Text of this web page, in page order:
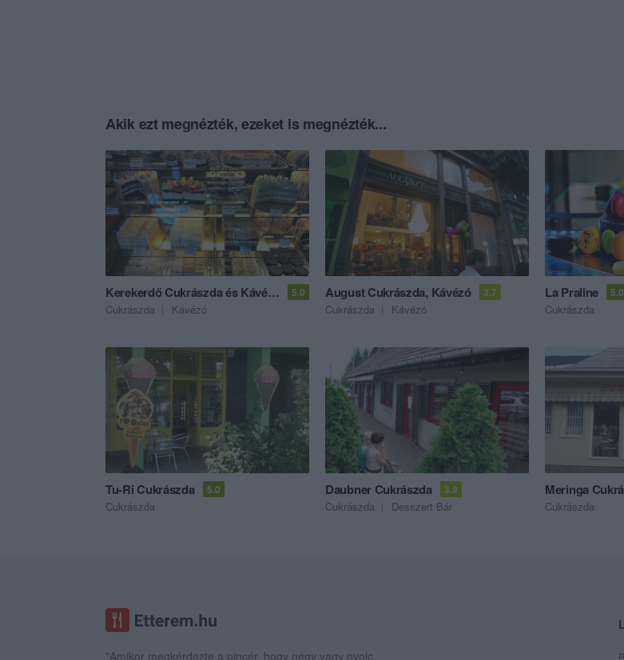
Akik ezt megnézték, ezeket is megnézték...
Kerekerdő Cukrászda és Kávézó 5.0
Cukrászda Kávézó
August Cukrászda, Kávézó 3.7
Cukrászda Kávézó
La Praline 5.0
Cukrászda
Tu-Ri Cukrászda 5.0
Cukrászda
Daubner Cukrászda 3.9
Cukrászda Desszert Bár
Meringa
Cukrászda
"Amikor megkérdezte a pincér, hogy négy vagy nyolc